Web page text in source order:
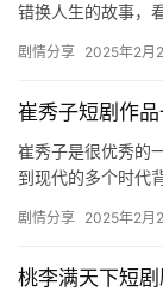
错换人生的故事，
的…
剧情分享 2025年2月
崔秀子短剧作
崔秀子是很优秀的
到现代的多个时代
剧情分享 2025年2月
桃李满天下短